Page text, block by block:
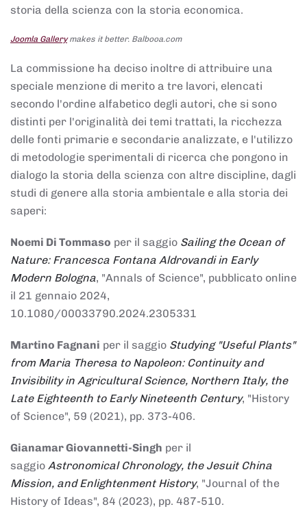
storia della scienza con la storia economica.
Joomla Gallerymakes it better. Balbooa.com
La commissione ha deciso inoltre di attribuire una
speciale menzione di merito a tre lavori, elencati
secondo l'ordine alfabetico degli autori, che si sono
distinti per l'originalità dei temi trattati, la ricchezza
delle fonti primarie e secondarie analizzate, e l'utilizzo
di metodologie sperimentali di ricerca che pongono in
dialogo la storia della scienza con altre discipline, dagli
studi di genere alla storia ambientale e alla storia dei
saperi:
Noemi Di Tommaso per il saggio Sailing the Ocean of
Nature: Francesca Fontana Aldrovandi in Early
Modern Bologna, "Annals of Science", pubblicato online
il 21 gennaio 2024,
10.1080/00033790.2024.2305331
Martino Fagnani per il saggio Studying "Useful Plants"
from Maria Theresa to Napoleon: Continuity and
Invisibility in Agricultural Science, Northern Italy, the
Late Eighteenth to Early Nineteenth Century, "History
of Science", 59 (2021), pp. 373-406.
Gianamar Giovannetti-Singh per il
saggio Astronomical Chronology, the Jesuit China
Mission, and Enlightenment History, "Journal of the
History of Ideas", 84 (2023), pp. 487-510.